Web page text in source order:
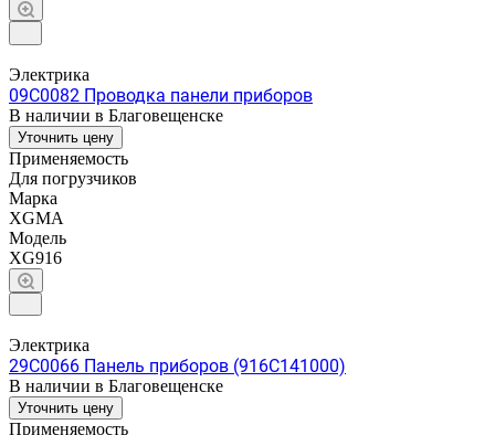
Электрика
09C0082 Проводка панели приборов
В наличии в Благовещенске
Уточнить цену
Применяемость
Для погрузчиков
Марка
XGMA
Модель
XG916
Электрика
29C0066 Панель приборов (916C141000)
В наличии в Благовещенске
Уточнить цену
Применяемость